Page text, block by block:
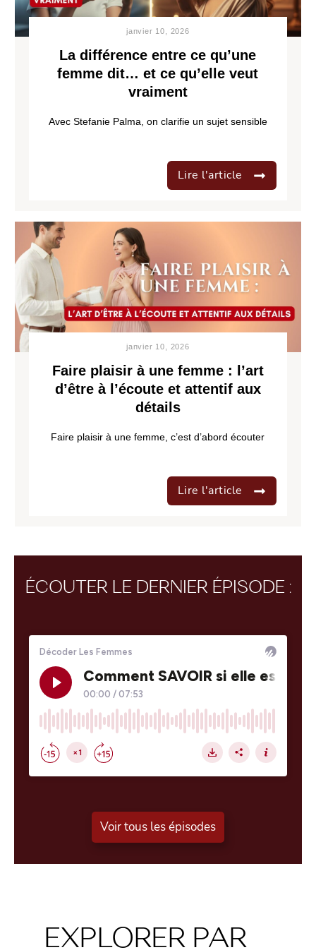
janvier 10, 2026
La différence entre ce qu’une
femme dit… et ce qu’elle veut
vraiment
Avec Stefanie Palma, on clarifie un sujet sensible
Lire l'article
janvier 10, 2026
Faire plaisir à une femme : l’art
d’être à l’écoute et attentif aux
détails
Faire plaisir à une femme, c’est d’abord écouter
Lire l'article
ÉCOUTER LE DERNIER ÉPISODE :
Voir tous les épisodes
EXPLORER PAR